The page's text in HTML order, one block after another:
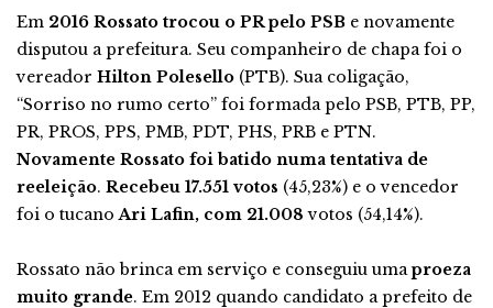
Em 2016 Rossato trocou o PR pelo PSB e novamente
disputou a prefeitura. Seu companheiro de chapa foi o
vereador Hilton Polesello (PTB). Sua coligação,
“Sorriso no rumo certo” foi formada pelo PSB, PTB, PP,
PR, PROS, PPS, PMB, PDT, PHS, PRB e PTN.
Novamente Rossato foi batido numa tentativa de
reeleição. Recebeu 17.551 votos (45,23%) e o vencedor
foi o tucanoAri Lafin, com 21.008 votos (54,14%).
Rossato não brinca em serviço e conseguiu umaproeza
muito grande. Em 2012 quando candidato a prefeito de